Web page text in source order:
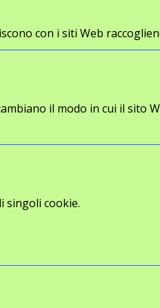
con i siti Web
il modo in cui il sito
singoli cookie.